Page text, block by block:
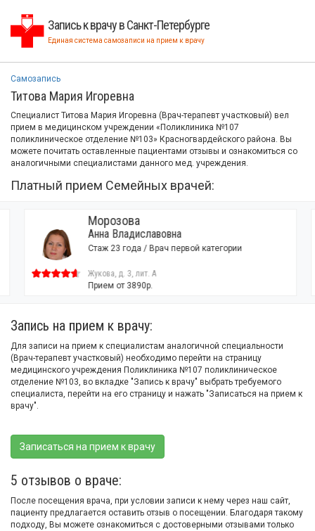
Запись к врачу в Санкт-Петербурге
Единая система самозаписи на прием к врачу
Самозапись
Титова Мария Игоревна
Специалист Титова Мария Игоревна (Врач-терапевт участковый) вел
прием в медицинском учреждении «Поликлиника №107
поликлиническое отделение №103» Красногвардейского района. Вы
можете почитать оставленные пациентами отзывы и ознакомиться со
аналогичными специалистами данного мед. учреждения.
Платный прием Семейных врачей:
Морозова
Анна Владиславовна
Стаж 23 года / Врач первой категории
Жукова, д. 3, лит. А
Прием от 3890р.
Запись на прием к врачу:
Для записи на прием к специалистам аналогичной специальности
(Врач-терапевт участковый) необходимо перейти на страницу
медицинского учреждения Поликлиника №107 поликлиническое
отделение №103, во вкладке "Запись к врачу" выбрать требуемого
специалиста, перейти на его страницу и нажать "Записаться на прием к
врачу".
Записаться на прием к врачу
5 отзывов о враче:
После посещения врача, при условии записи к нему через наш сайт,
пациенту предлагается оставить отзыв о посещении. Благодаря такому
подходу, Вы можете ознакомиться с достоверными отзывами только